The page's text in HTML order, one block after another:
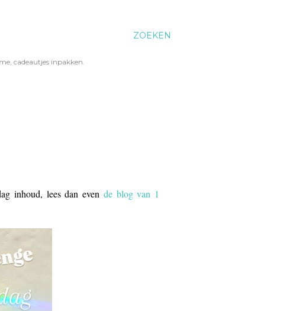
ZOEKEN
cadeautjes inpakken.
inhoud, lees dan evende blog van 1